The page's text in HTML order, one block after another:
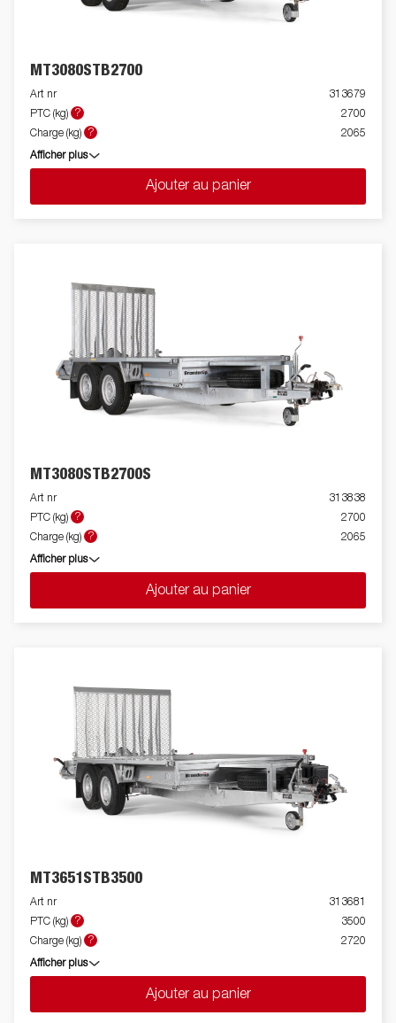
MT3080STB2700
Art nr
313679
PTC (kg)
?
2700
Charge (kg)
? 2065
Afficher plus
Ajouter au panier
MT3080STB2700S
Art nr
313838
PTC (kg)
?
2700
Charge (kg)
? 2065
Afficher plus
Ajouter au panier
MT3651STB3500
Art nr
313681
PTC (kg)
?
3500
Charge (kg)
? 2720
Afficher plus
Ajouter au panier